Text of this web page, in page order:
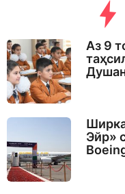
g
o
Аз 9
Эйр»